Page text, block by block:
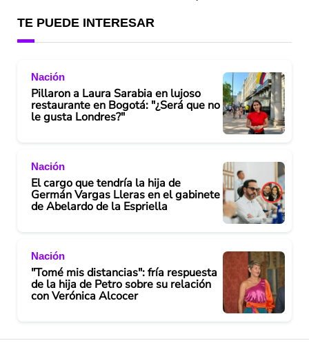
TE PUEDE INTERESAR
Nación
Pillaron a Laura Sarabia en lujoso
restaurante en Bogotá: "¿Será que no
le gusta Londres?"
Nación
El cargo que tendría la hija de
Germán Vargas Lleras en el gabinete
de Abelardo de la Espriella
Nación
"Tomé mis distancias": fría respuesta
de la hija de Petro sobre su relación
con Verónica Alcocer